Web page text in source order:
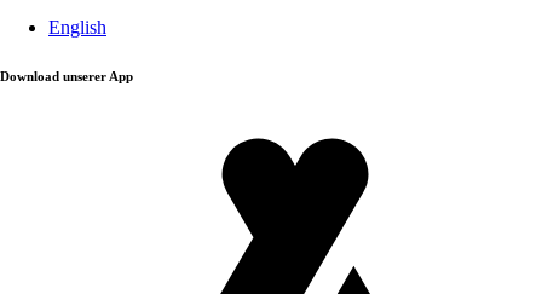
English
Download unserer App